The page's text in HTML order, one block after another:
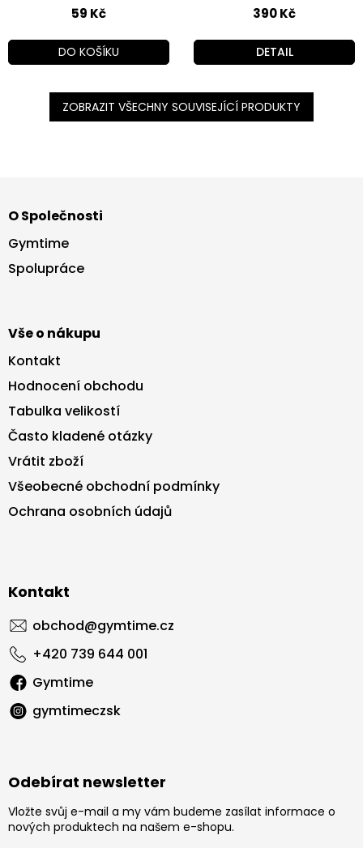
59 Kč
DO KOŠÍKU
390 Kč
DETAIL
ZOBRAZIT VŠECHNY SOUVISEJÍCÍ PRODUKTY
p
a
O Společnosti
Gymtime
Spolupráce
Vše o nákupu
Kontakt
Hodnocení obchodu
Tabulka velikostí
Často kladené otázky
Vrátit zboží
Všeobecné obchodní podmínky
Ochrana osobních údajů
Kontakt
obchod@gymtime.cz
+420 739 644 001
Gymtime
gymtimeczsk
Odebírat newsletter
Vložte svůj e-mail a my vám budeme zasílat informace o
nových produktech na našem e-shopu.